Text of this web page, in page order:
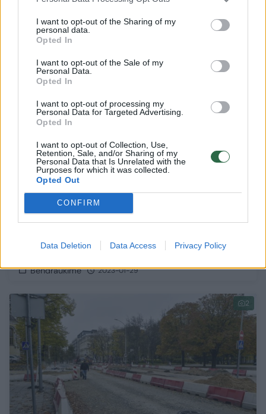
I want to opt-out of the Sharing of my
personal data.
Opted In
I want to opt-out of the Sale of my
Personal Data.
Opted In
I want to opt-out of processing my
Personal Data for Targeted Advertising.
Opted In
I want to opt-out of Collection, Use,
Retention, Sale, and/or Sharing of my
Personal Data that Is Unrelated with the
Purposes for which it was collected.
Opted Out
CONFIRM
Data Deletion Data Access Privacy Policy
Apsilankymas pas burnos chirurgą
prisipažint“
Bendraukime 2023-01-29
2